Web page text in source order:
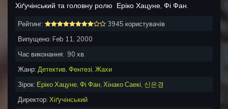
Хіґучінський та головну ролю Еріко Хацуне, Фі Фан.
Рейтинг:
3945 користувачів
Випущено: Feb 11, 2000
Час виконання: 90 хв.
Жанр: Детектив Фентезі Жахи
Зірок: Еріко Хацуне Фі Фан Хінако Саекі 신은경
Директор: Хіґучінський